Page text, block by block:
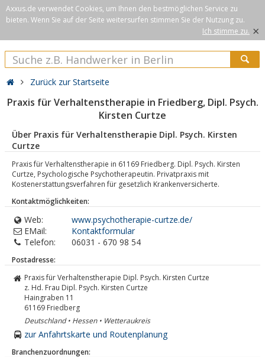
Axxus.de verwendet Cookies, um Ihnen den bestmöglichen Service zu
bieten. Wenn Sie auf der Seite weitersurfen stimmen Sie der Nutzung zu.
Ich stimme zu. ×
Zurück zur Startseite
Praxis für Verhaltenstherapie in Friedberg, Dipl. Psych.
Kirsten Curtze
Über Praxis für Verhaltenstherapie Dipl. Psych. Kirsten
Curtze
Praxis für Verhaltenstherapie in 61169 Friedberg. Dipl. Psych. Kirsten
Curtze, Psychologische Psychotherapeutin. Privatpraxis mit
Kostenerstattungsverfahren für gesetzlich Krankenversicherte.
Kontaktmöglichkeiten:
Web:
www.psychotherapie-curtze.de/
EMail:
Kontaktformular
Telefon:
06031 - 670 98 54
Postadresse:
Praxis für Verhaltenstherapie Dipl. Psych. Kirsten Curtze
z. Hd. Frau Dipl. Psych. Kirsten Curtze
Haingraben 11
61169 Friedberg
Deutschland • Hessen • Wetteraukreis
zur Anfahrtskarte und Routenplanung
Branchenzuordnungen: